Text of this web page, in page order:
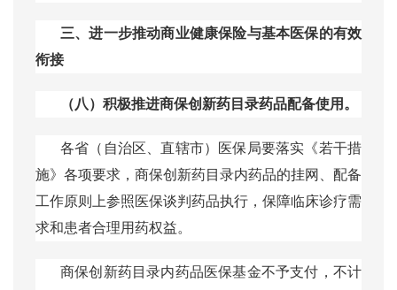
三、进一步推动商业健康保险与基本医保的有效
衔接
（八）积极推进商保创新药目录药品配备使用。
各省（自治区、直辖市）医保局要落实《若干措
施》各项要求，商保创新药目录内药品的挂网、配备
工作原则上参照医保谈判药品执行，保障临床诊疗需
求和患者合理用药权益。
商保创新药目录内药品医保基金不予支付，不计